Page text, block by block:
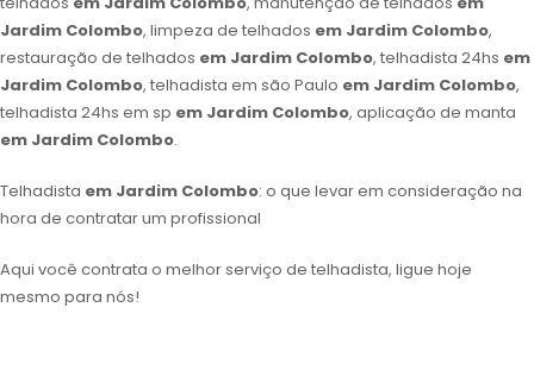
Jardim Colombo, limpeza de telhados em Jardim Colombo,
restauração de telhados em Jardim Colombo, telhadista 24hs em
Jardim Colombo, telhadista em são Paulo em Jardim Colombo,
telhadista 24hs em sp em Jardim Colombo, aplicação de manta
em Jardim Colombo.
Telhadista em Jardim Colombo: o que levar em consideração na
hora de contratar um profissional
Aqui você contrata o melhor serviço de telhadista, ligue hoje
mesmo para nós!